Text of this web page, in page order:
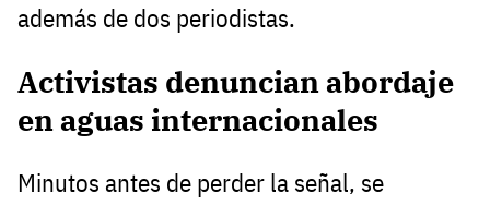
además de dos periodistas.
Activistas denuncian abordaje
en aguas internacionales
Minutos antes de perder la señal, se